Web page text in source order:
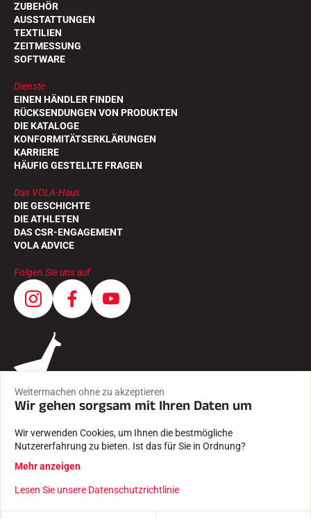
ZUBEHÖR
AUSSTATTUNGEN
TEXTILIEN
ZEITMESSUNG
SOFTWARE
Dienste
EINEN HÄNDLER FINDEN
RÜCKSENDUNGEN VON PRODUKTEN
DIE KATALOGE
KONFORMITÄTSERKLÄRUNGEN
KARRIERE
HÄUFIG GESTELLTE FRAGEN
Das VOLA-Haus
DIE GESCHICHTE
DIE ATHLETEN
DAS CSR-ENGAGEMENT
VOLA ADVICE
Folgen Sie uns auf
RECHTLICHE HINWEISE
DATENSCHUTZRICHTLINIE
Weitermachen ohne zu akzeptieren
Wir gehen sorgsam mit Ihren Daten um
Wir verwenden Cookies, um Ihnen die bestmögliche
Nutzererfahrung zu bieten. Ist das für Sie in Ordnung?
Mehr anzeigen
Lesen Sie unsere Datenschutzrichtlinie